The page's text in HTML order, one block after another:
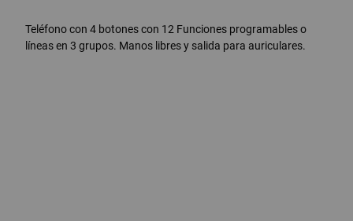
Teléfono con 4 botones con 12 Funciones programables o
líneas en 3 grupos. Manos libres y salida para auriculares.